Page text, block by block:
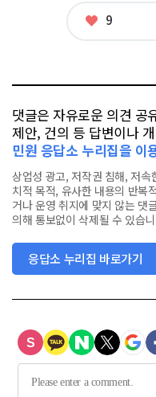
좋
9
댓글은 자유로운 의견 공
제안, 건의 등 답변이나
민원 응답소 누리집을 이
상업성 광고, 저작권 침해, 저
치적 목적, 유사한 내용의 반복
거나 운영 취지에 맞지 않는 댓
의해 통보없이 삭제될 수 있습
응답소 누리집 바로가기